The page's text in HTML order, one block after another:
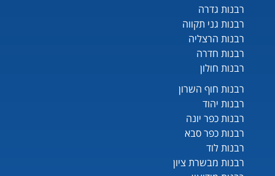
רבנות גדרה
רבנות גני תקווה
רבנות הרצליה
רבנות חדרה
רבנות חולון
רבנות חוף השרון
רבנות יהוד
רבנות כפר יונה
רבנות כפר סבא
רבנות לוד
רבנות מבשרת ציון